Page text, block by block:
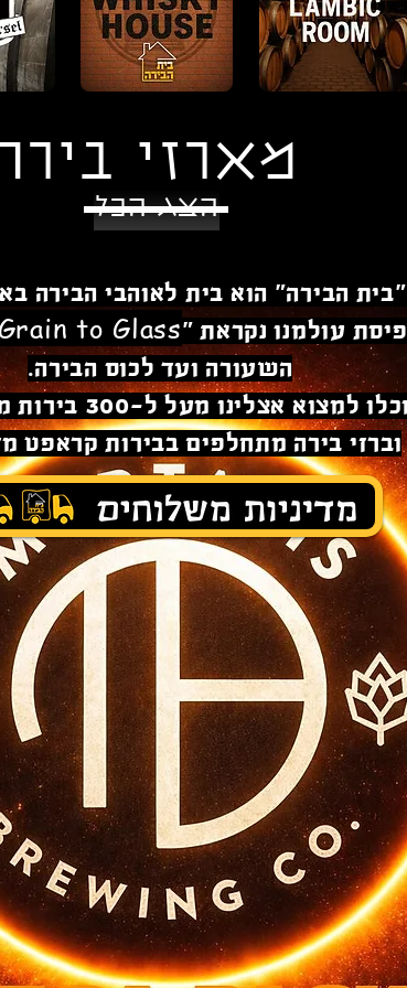
מארזי
הצג הכל
"בית הבירה" הוא בית לאוהבי הבירה
עולמנו נקראת "Grain to Glass
השעורה ועד לכוס הבירה.
תוכלו למצוא
וברזי בירה מתחלפים בבירות קראפט